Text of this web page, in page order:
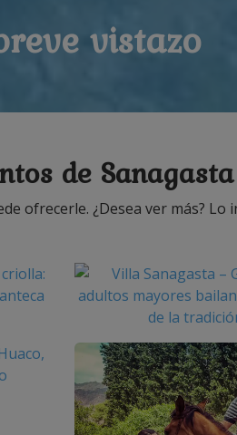
vistazo
de Sanagasta
ofrecerle. ¿Desea ver más?